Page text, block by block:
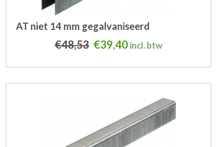
AT niet 14 mm gegalvaniseerd
€48,53 Oorspronkelijke prijs
€39,40Huidige prijs is:
incl. btw